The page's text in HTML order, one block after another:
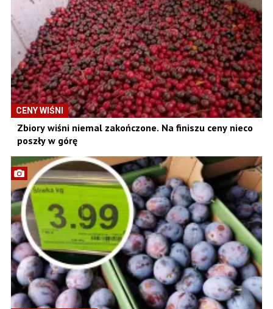
CENY WIŚNI
Zbiory wiśni niemal zakończone. Na finiszu ceny nieco
poszły w górę